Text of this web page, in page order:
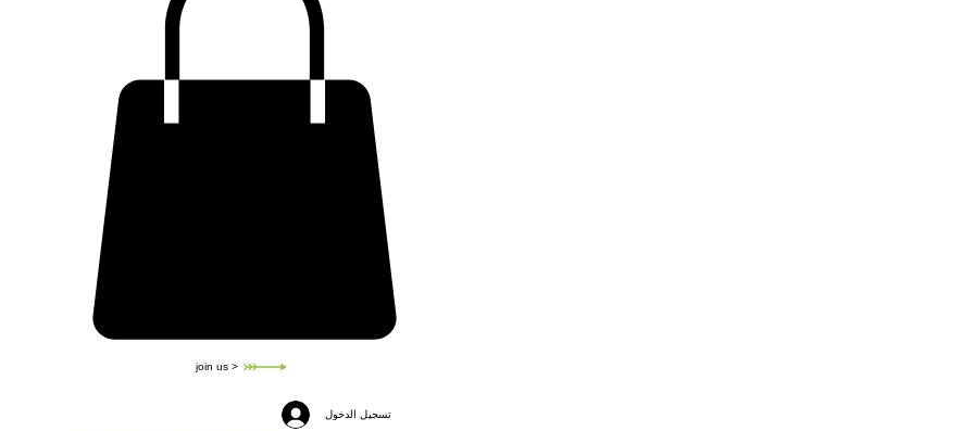
join us >
تسجيل الدخول